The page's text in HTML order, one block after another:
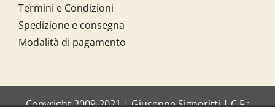
Termini e Condizioni
Spedizione e consegna
Modalità di pagamento
Copyright 2009-2021 | Giuseppe Signoritti | C.F.: